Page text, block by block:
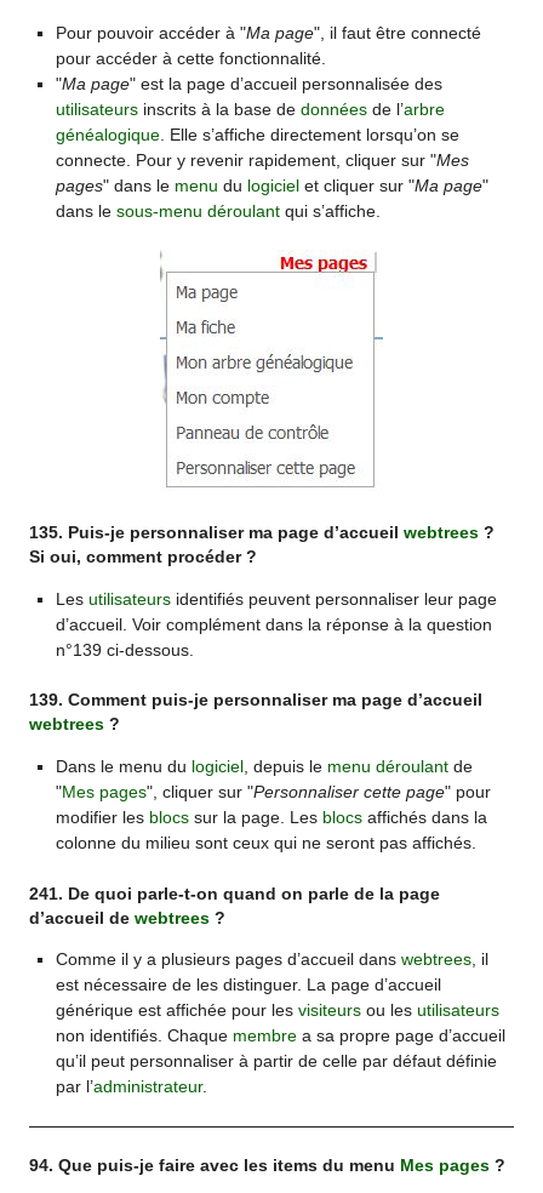
Pour pouvoir accéder à "Ma page", il faut être connecté
pour accéder à cette fonctionnalité.
"Ma page" est la page d’accueil personnalisée des
utilisateursinscrits à la base de donnéesde l’arbre
généalogique. Elle s’affiche directement lorsqu’on se
connecte. Pour y revenir rapidement, cliquer sur "Mes
pages" dans le menu du logicielet cliquer sur "Ma page"
dans le sous-menu déroulantqui s’affiche.
135. Puis-je personnaliser ma page d’accueilwebtrees ?
Si oui, comment procéder ?
Les utilisateursidentifiés peuvent personnaliser leur page
d’accueil. Voir complément dans la réponse à la question
n°139 ci-dessous.
139. Comment puis-je personnaliser ma page d’accueil
webtrees ?
Dans le menu du logiciel, depuis le menu déroulantde
"Mes pages", cliquer sur "Personnaliser cette page" pour
modifier les blocssur la page. Les blocsaffichés dans la
colonne du milieu sont ceux qui ne seront pas affichés.
241. De quoi parle-t-on quand on parle de la page
d’accueil dewebtrees ?
Comme il y a plusieurs pages d’accueil dans webtrees, il
est nécessaire de les distinguer. La page d’accueil
générique est affichée pour les visiteursou les utilisateurs
non identifiés. Chaque membrea sa propre page d’accueil
qu’il peut personnaliser à partir de celle par défaut définie
par l’administrateur.
94. Que puis-je faire avec les items du menu Mes pages ?